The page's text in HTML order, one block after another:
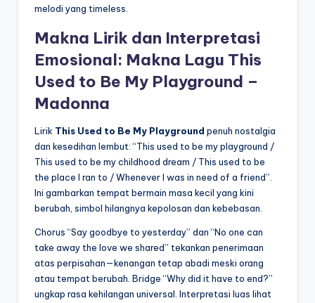
melodi yang timeless.
Makna Lirik dan Interpretasi
Emosional: Makna Lagu This
Used to Be My Playground –
Madonna
Lirik This Used to Be My Playground penuh nostalgia
dan kesedihan lembut: “This used to be my playground /
This used to be my childhood dream / This used to be
the place I ran to / Whenever I was in need of a friend”.
Ini gambarkan tempat bermain masa kecil yang kini
berubah, simbol hilangnya kepolosan dan kebebasan.
Chorus “Say goodbye to yesterday” dan “No one can
take away the love we shared” tekankan penerimaan
atas perpisahan—kenangan tetap abadi meski orang
atau tempat berubah. Bridge “Why did it have to end?”
ungkap rasa kehilangan universal. Interpretasi luas lihat